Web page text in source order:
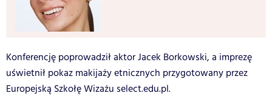
Konferencję poprowadził aktor Jacek Borkowski, a imprezę
uświetnił pokaz makijaży etnicznych przygotowany przez
Europejską Szkołę Wizażu select.edu.pl.